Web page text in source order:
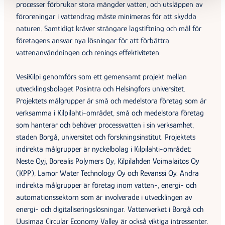
processer förbrukar stora mängder vatten, och utsläppen av
föroreningar i vattendrag måste minimeras för att skydda
naturen. Samtidigt kräver strängare lagstiftning och mål för
företagens ansvar nya lösningar för att förbättra
vattenanvändningen och renings effektiviteten.
VesiKilpi genomförs som ett gemensamt projekt mellan
utvecklingsbolaget Posintra och Helsingfors universitet.
Projektets målgrupper är små och medelstora företag som är
verksamma i Kilpilahti-området, små och medelstora företag
som hanterar och behöver processvatten i sin verksamhet,
staden Borgå, universitet och forskningsinstitut. Projektets
indirekta målgrupper är nyckelbolag i Kilpilahti-området:
Neste Oyj, Borealis Polymers Oy, Kilpilahden Voimalaitos Oy
(KPP), Lamor Water Technology Oy och Revanssi Oy. Andra
indirekta målgrupper är företag inom vatten-, energi- och
automationssektorn som är involverade i utvecklingen av
energi- och digitaliseringslösningar. Vattenverket i Borgå och
Uusimaa Circular Economy Valley är också viktiga intressenter.